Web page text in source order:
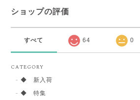
ショップの評価
すべて 64 0
CATEGORY
◆ 新入荷
◆ 特集